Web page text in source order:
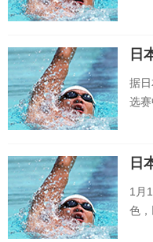
日
据
选赛
日
1月
色，